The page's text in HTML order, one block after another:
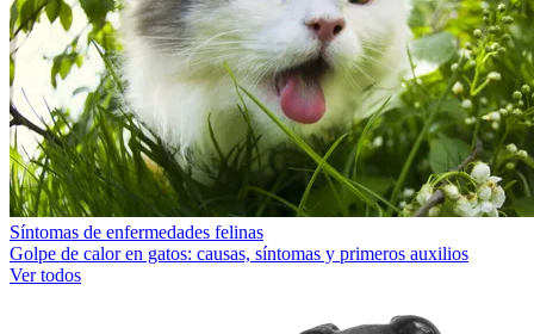
Síntomas de enfermedades felinas
Golpe de calor en gatos: causas, síntomas y primeros auxilios
Ver todos